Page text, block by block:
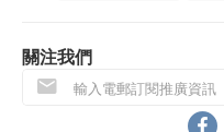
關注我們